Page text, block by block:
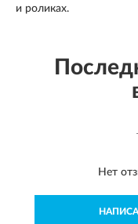
и роликах.
Нет